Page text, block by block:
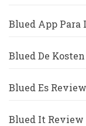
Blued App Para
Blued De Kosten
Blued Es Review
Blued It Review